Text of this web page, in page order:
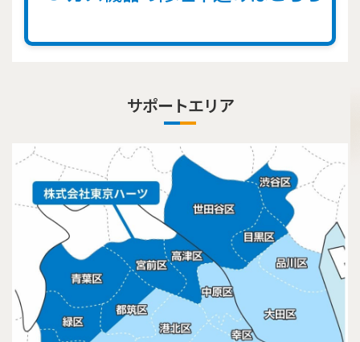
サポートエリア